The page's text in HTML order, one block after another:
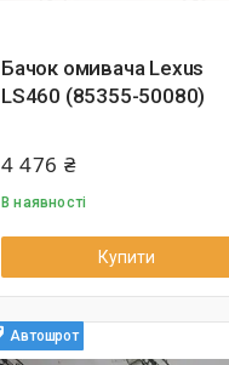
Бачок омивача Lexus
LS460 (85355-50080)
4 476 ₴
В наявності
Купити
Автошрот